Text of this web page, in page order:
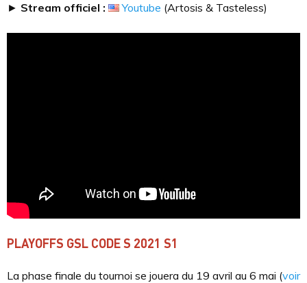
► Stream officiel : Youtube (Artosis & Tasteless)
PLAYOFFS GSL CODE S 2021 S1
La phase finale du tournoi se jouera du 19 avril au 6 mai (voir